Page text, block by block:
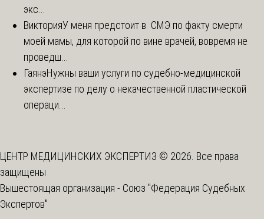
экс...
ВикторияУ меня предстоит в СМЭ по факту смерти
моей мамы, для которой по вине врачей, вовремя не
проведш...
ГаянэНужны ваши услуги по судебно-медицинской
экспертизе по делу о некачественной пластической
операци...
ЦЕНТР МЕДИЦИНСКИХ ЭКСПЕРТИЗ © 2026. Все права
защищены
Вышестоящая организация - Союз "Федерация Судебных
Экспертов"